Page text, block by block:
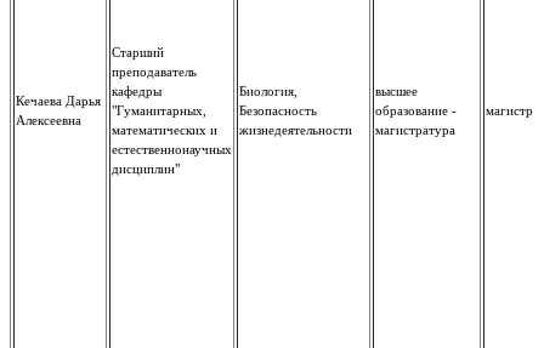
Кечаева Дарья
Алексеевна
Старший
преподаватель
кафедры
"Гуманитарных,
математических и
естественнонаучных
дисциплин"
Биология,
Безопасность
жизнедеятельности
высшее
образование -
магистратура
магистр